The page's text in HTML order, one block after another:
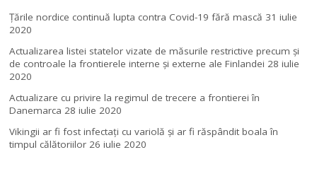
Țările nordice continuă lupta contra Covid-19 fără mască 31 iulie
2020
Actualizarea listei statelor vizate de măsurile restrictive precum și
de controale la frontierele interne și externe ale Finlandei 28 iulie
2020
Actualizare cu privire la regimul de trecere a frontierei în
Danemarca 28 iulie 2020
Vikingii ar fi fost infectaţi cu variolă şi ar fi răspândit boala în
timpul călătoriilor 26 iulie 2020